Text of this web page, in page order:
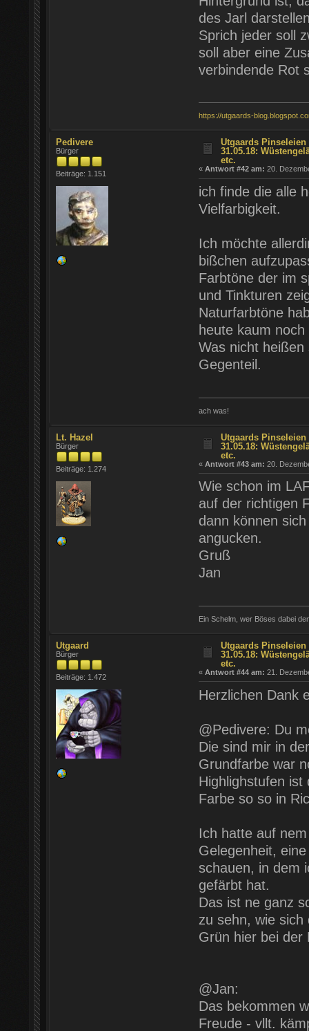
des Jarl
Sprich jeder soll
soll aber eine
verbindende Rot
https://utgaards-
Pedivere
Bürger
Beiträge: 1.151
Utgaards
31.05.18:
etc.
« Antwort #42 am: 20.
ich finde die alle
Vielfarbigkeit.
Ich möchte
bißchen
Farbtöne der im
und Tinkturen
Naturfarbtöne
heute kaum
Was nicht
Gegenteil.
ach was!
Lt. Hazel
Bürger
Beiträge: 1.274
Utgaards
31.05.18:
etc.
« Antwort #43 am: 20.
Wie schon im
auf der richtigen
dann können
angucken.
Gruß
Jan
Ein Schelm, wer Böses dabei
Utgaard
Bürger
Beiträge: 1.472
Utgaards
31.05.18:
etc.
« Antwort #44 am: 21.
Herzlichen Dank
@Pedivere: Du
Die sind mir in
Grundfarbe war
Highlighstufen ist
Farbe so so in
Ich hatte auf
Gelegenheit,
schauen, in dem
gefärbt hat.
Das ist ne ganz
zu sehn, wie
Grün hier bei
@Jan:
Das bekommen
Freude - vllt.